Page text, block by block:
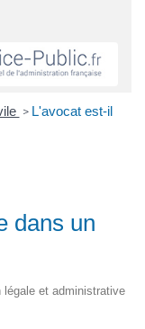
> L'avocat est-il
dans un
légale et administrative